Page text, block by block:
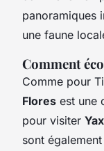
panoramiques
une faune
Comment
Comme pour
Flores est une
pour visiter
sont